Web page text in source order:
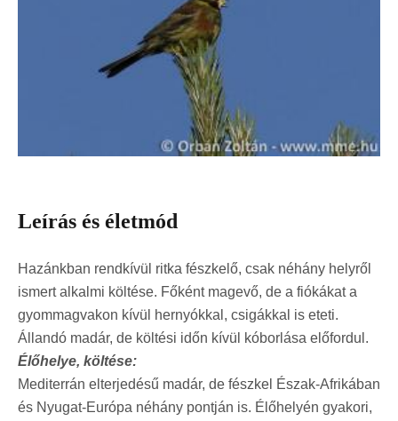
Leírás és életmód
Hazánkban rendkívül ritka fészkelő, csak néhány helyről
ismert alkalmi költése. Főként magevő, de a fiókákat a
gyommagvakon kívül hernyókkal, csigákkal is eteti.
Állandó madár, de költési időn kívül kóborlása előfordul.
Élőhelye, költése:
Mediterrán elterjedésű madár, de fészkel Észak-Afrikában
és Nyugat-Európa néhány pontján is. Élőhelyén gyakori,